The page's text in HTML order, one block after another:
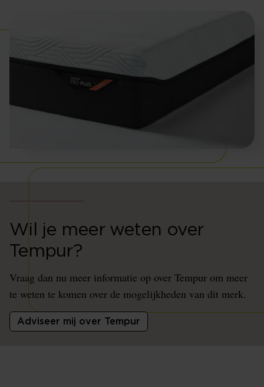
Wil je meer weten over
Tempur?
Vraag dan nu meer informatie op over Tempur om meer
te weten te komen over de mogelijkheden van dit merk.
Adviseer mij over Tempur